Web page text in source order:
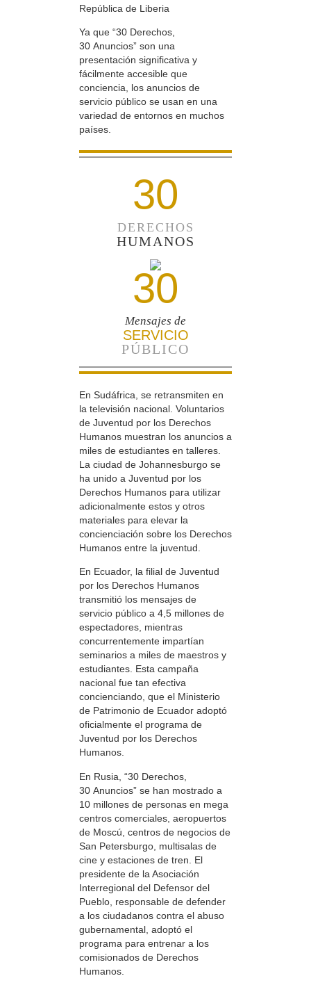
República de Liberia
Ya que “30 Derechos,
30 Anuncios” son una
presentación significativa y
fácilmente accesible que
conciencia, los anuncios de
servicio público se usan en una
variedad de entornos en muchos
países.
30
DERECHOS
HUMANOS
30
Mensajes de
SERVICIO
PÚBLICO
En Sudáfrica, se retransmiten en
la televisión nacional. Voluntarios
de Juventud por los Derechos
Humanos muestran los anuncios a
miles de estudiantes en talleres.
La ciudad de Johannesburgo se
ha unido a Juventud por los
Derechos Humanos para utilizar
adicionalmente estos y otros
materiales para elevar la
concienciación sobre los Derechos
Humanos entre la juventud.
En Ecuador, la filial de Juventud
por los Derechos Humanos
transmitió los mensajes de
servicio público a 4,5 millones de
espectadores, mientras
concurrentemente impartían
seminarios a miles de maestros y
estudiantes. Esta campaña
nacional fue tan efectiva
concienciando, que el Ministerio
de Patrimonio de Ecuador adoptó
oficialmente el programa de
Juventud por los Derechos
Humanos.
En Rusia, “30 Derechos,
30 Anuncios” se han mostrado a
10 millones de personas en mega
centros comerciales, aeropuertos
de Moscú, centros de negocios de
San Petersburgo, multisalas de
cine y estaciones de tren. El
presidente de la Asociación
Interregional del Defensor del
Pueblo, responsable de defender
a los ciudadanos contra el abuso
gubernamental, adoptó el
programa para entrenar a los
comisionados de Derechos
Humanos.